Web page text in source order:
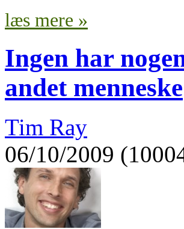
læs mere »
Ingen har
andet menneske
Tim Ray
06/10/2009